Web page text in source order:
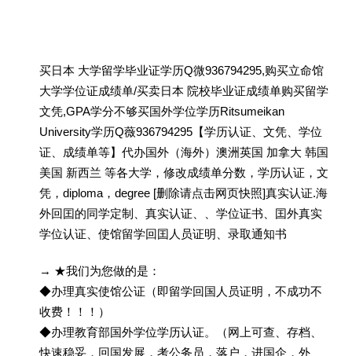
买日本 大学留学毕业证学历Q微936794295,购买立命馆
大学学位证成绩单/买卖日本 院校毕业证成绩单购买留学
文凭,GPA学分不够买国外学位学历Ritsumeikan
University学历Q薇936794295【学历认证、文凭、学位
证、成绩单等】代办国外（海外）澳洲英国 加拿大 韩国
美国 新西兰 等各大学，修改成绩单分数，学历认证，文
凭，diploma，degree [删除请点击网页快照]真实认证.海
外回囯的同学定制、真实认证、、学位证书、囯外真实
学位认证、使馆留学回囯人员证明、录取通知书
→ ★我们为您做的是：
◆办理真实使馆公证（即留学回国人员证明，不成功不
收费！！！）
◆办理教育部国外学位学历认证。（网上可查、存档、
快速稳妥，回国发展，考公务员，落户，进国企，外